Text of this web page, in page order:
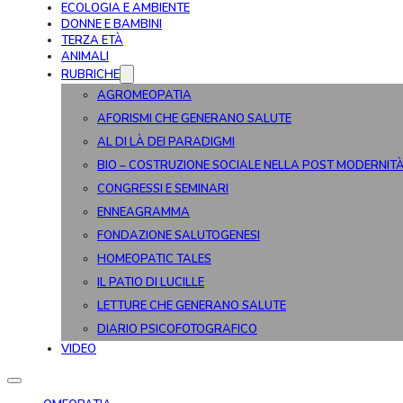
ECOLOGIA E AMBIENTE
DONNE E BAMBINI
TERZA ETÀ
ANIMALI
RUBRICHE
AGROMEOPATIA
AFORISMI CHE GENERANO SALUTE
AL DI LÀ DEI PARADIGMI
BIO – COSTRUZIONE SOCIALE NELLA POST
CONGRESSI E SEMINARI
ENNEAGRAMMA
FONDAZIONE SALUTOGENESI
HOMEOPATIC TALES
IL PATIO DI LUCILLE
LETTURE CHE GENERANO SALUTE
DIARIO PSICOFOTOGRAFICO
VIDEO